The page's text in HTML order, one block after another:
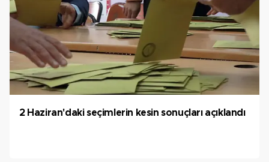
2 Haziran'daki seçimlerin kesin sonuçları açıklandı